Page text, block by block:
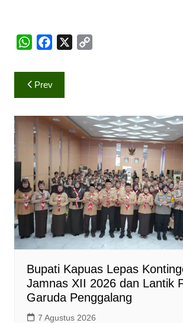
W
a
t
A
p
p
c
e
o
o
i
n
k
Navigasi
pos
Prev
Bupati Kapuas Lepas
Jamnas XII 2026 dan Lantik
Garuda Penggalang
7 Agustus 2026